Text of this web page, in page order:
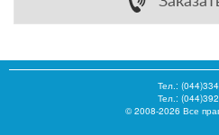
Тел.:
Тел.:
© 2008-2026 Все